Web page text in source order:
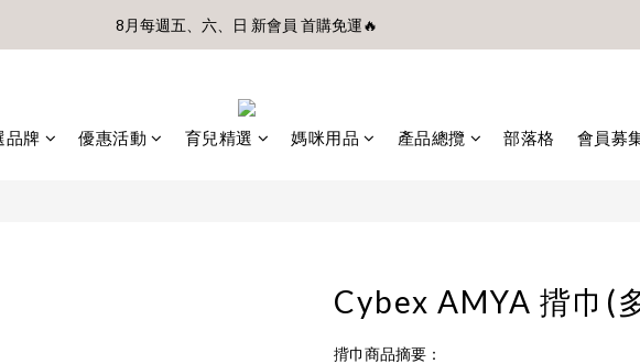
、首購滿$3500贈UBMOM透明防水提袋 滿$6500贈Disney輕量摺疊椅(不累贈)🎊
8月每週五、六、日 新會員 首購免運🔥
品牌 優惠活動 育兒精選 媽咪用品 產品總攬 部落格 會員募
Cybex AMYA 揹巾(
揹巾商品摘要：